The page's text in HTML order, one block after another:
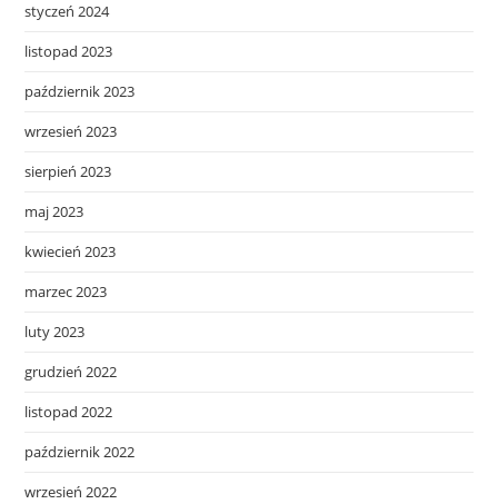
styczeń 2024
listopad 2023
październik 2023
wrzesień 2023
sierpień 2023
maj 2023
kwiecień 2023
marzec 2023
luty 2023
grudzień 2022
listopad 2022
październik 2022
wrzesień 2022